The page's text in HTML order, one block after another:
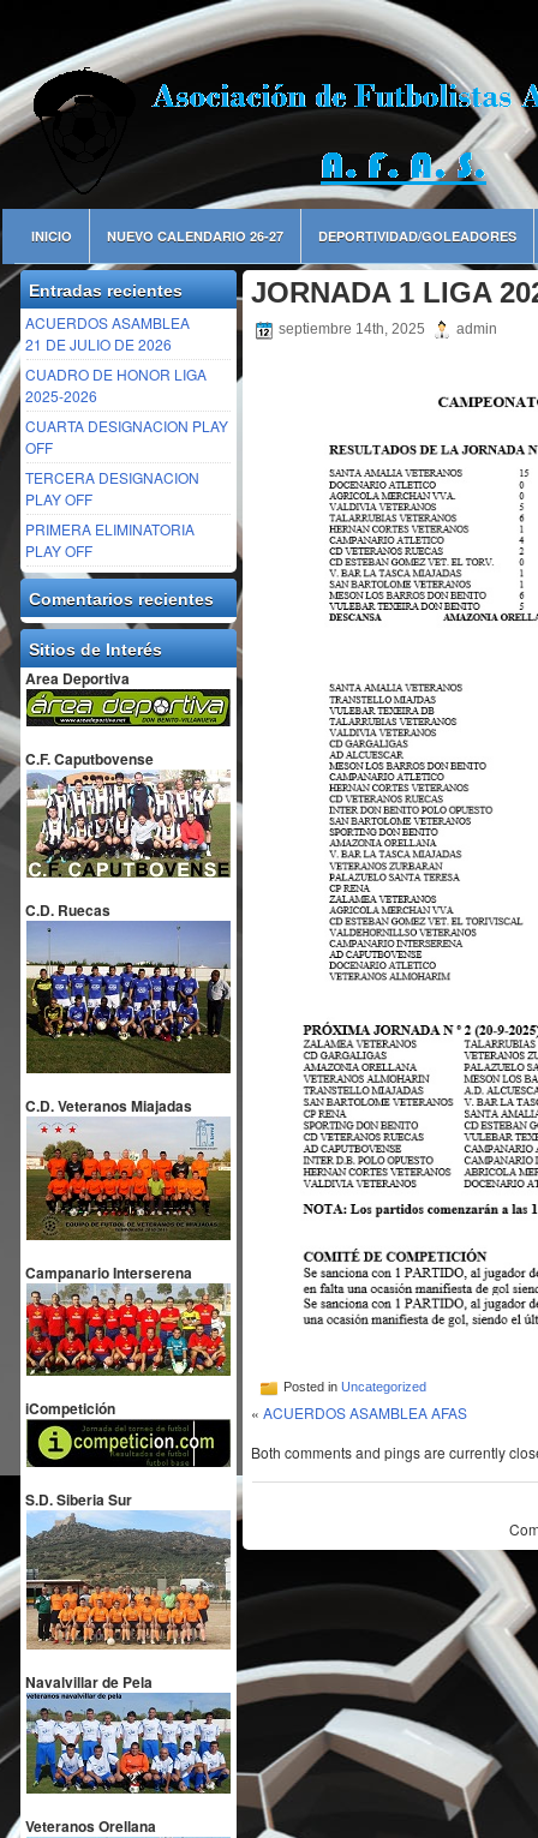
INICIO NUEVO CALENDARIO 26-27 DEPORTIVIDAD/GOLEADORES
Entradas recientes
ACUERDOS ASAMBLEA
21 DE JULIO DE 2026
CUADRO DE HONOR LIGA
2025-2026
CUARTA DESIGNACION PLAY
OFF
TERCERA DESIGNACION
PLAY OFF
PRIMERA ELIMINATORIA
PLAY OFF
Comentarios recientes
Sitios de Interés
Area Deportiva
C.F. Caputbovense
C.D. Ruecas
C.D. Veteranos Miajadas
Campanario Interserena
iCompetición
S.D. Siberia Sur
Navalvillar de Pela
Veteranos Orellana
JORNADA 1 LIGA
septiembre 14th, 2025 admin
Posted inUncategorized
«ACUERDOS ASAMBLEA AFAS
Both comments and pings are currently